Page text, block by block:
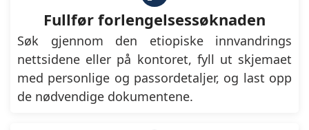
Fullfør forlengelsessøknaden
Søk gjennom den etiopiske innvandrings
nettsidene eller på kontoret, fyll ut skjemaet
med personlige og passordetaljer, og last opp
de nødvendige dokumentene.